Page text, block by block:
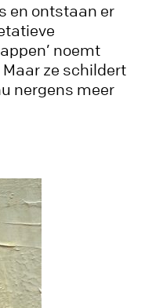
en ontstaan er
noemt
ze schildert
nergens meer